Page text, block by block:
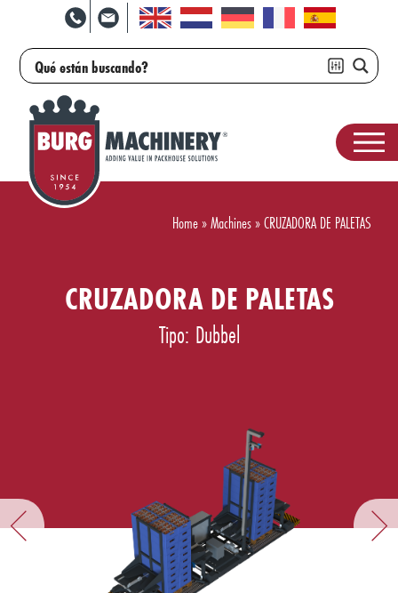
Home»Machines»CRUZADORA DE PALETAS
CRUZADORA DE PALETAS
Tipo: Dubbel